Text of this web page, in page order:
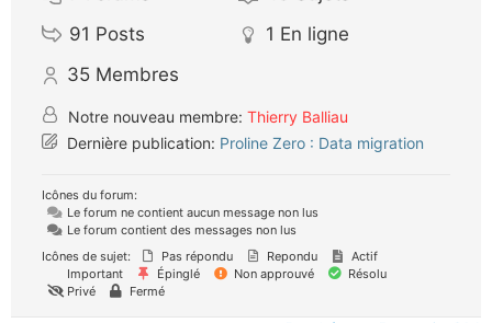
91 Posts 1 En ligne
35 Membres
Notre nouveau membre: Thierry Balliau
Dernière publication: Proline Zero : Data migration
Icônes du forum:
Le forum ne contient aucun message non lus
Le forum contient des messages non lus
Icônes de sujet:
Pas répondu Repondu
Actif
Important
Épinglé Non approuvé
Résolu
Privé
Fermé